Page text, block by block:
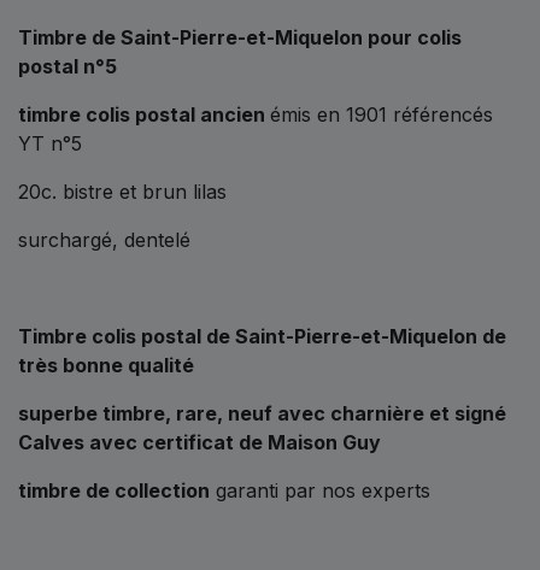
Timbre de Saint-Pierre-et-Miquelon pour colis
postal n°5
timbre colis postal ancien émis en 1901 référencés
YT n°5
20c. bistre et brun lilas
surchargé, dentelé
Timbre colis postal de Saint-Pierre-et-Miquelon de
très bonne qualité
superbe timbre, rare, neuf avec charnière et signé
Calves avec certificat de Maison Guy
timbre de collection garanti par nos experts